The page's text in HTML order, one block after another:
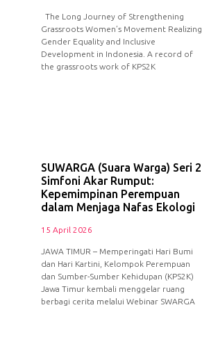
The Long Journey of Strengthening
Grassroots Women’s Movement Realizing
Gender Equality and Inclusive
Development in Indonesia. A record of
the grassroots work of KPS2K
SUWARGA (Suara Warga) Seri 2
Simfoni Akar Rumput:
Kepemimpinan Perempuan
dalam Menjaga Nafas Ekologi
15 April 2026
JAWA TIMUR – Memperingati Hari Bumi
dan Hari Kartini, Kelompok Perempuan
dan Sumber-Sumber Kehidupan (KPS2K)
Jawa Timur kembali menggelar ruang
berbagi cerita melalui Webinar SWARGA